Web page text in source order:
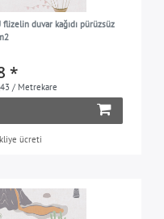
duvar kağıdı pürüzsüz
*
/ Metrekare
ücreti